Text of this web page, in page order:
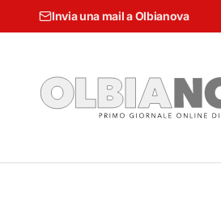
Invia una mail a Olbianova